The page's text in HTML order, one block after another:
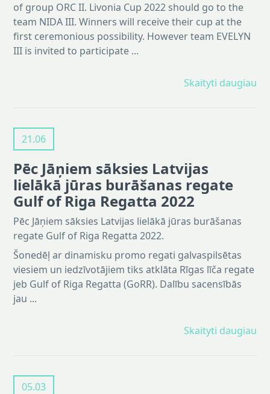
of group ORC II. Livonia Cup 2022 should go to the
team NIDA III. Winners will receive their cup at the
first ceremonious possibility. However team EVELYN
III is invited to participate ...
Skaityti daugiau
21.06
Pēc Jāņiem sāksies Latvijas
lielākā jūras burāšanas regate
Gulf of Riga Regatta 2022
Pēc Jāņiem sāksies Latvijas lielākā jūras burāšanas
regate Gulf of Riga Regatta 2022.
Šonedēļ ar dinamisku promo regati galvaspilsētas
viesiem un iedzīvotājiem tiks atklāta Rīgas līča regate
jeb Gulf of Riga Regatta (GoRR). Dalību sacensībās
jau ...
Skaityti daugiau
05.03